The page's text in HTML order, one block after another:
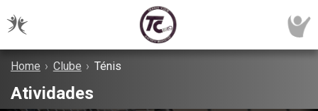
Home › Clube › Ténis
Atividades